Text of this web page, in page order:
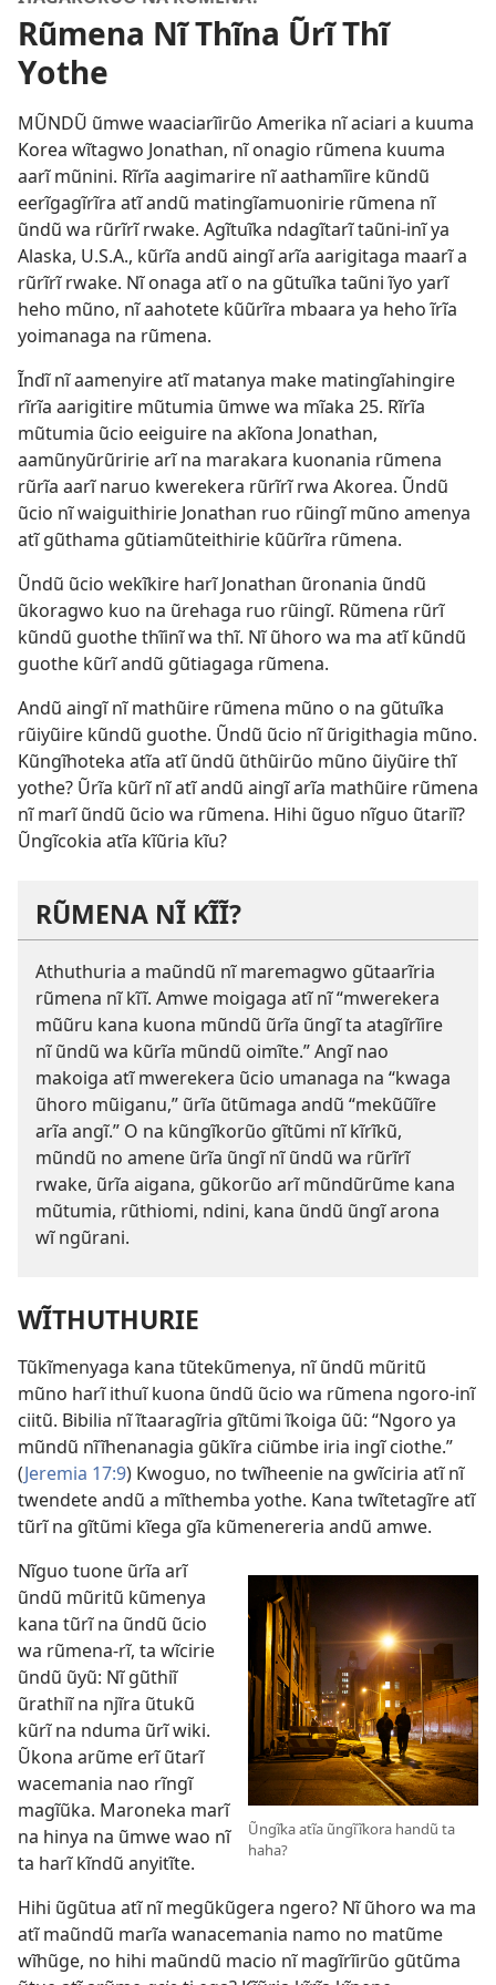
Rũmena Nĩ Thĩna Ũrĩ Thĩ
Yothe
MŨNDŨ ũmwe waaciarĩirũo Amerika nĩ aciari a kuuma
Korea wĩtagwo Jonathan, nĩ onagio rũmena kuuma
aarĩ mũnini. Rĩrĩa aagimarire nĩ aathamĩire kũndũ
eerĩgagĩrĩra atĩ andũ matingĩamuonirie rũmena nĩ
ũndũ wa rũrĩrĩ rwake. Agĩtuĩka ndagĩtarĩ taũni-inĩ ya
Alaska, U.S.A., kũrĩa andũ aingĩ arĩa aarigitaga maarĩ a
rũrĩrĩ rwake. Nĩ onaga atĩ o na gũtuĩka taũni ĩyo yarĩ
heho mũno, nĩ aahotete kũũrĩra mbaara ya heho ĩrĩa
yoimanaga na rũmena.
Ĩndĩ nĩ aamenyire atĩ matanya make matingĩahingire
rĩrĩa aarigitire mũtumia ũmwe wa mĩaka 25. Rĩrĩa
mũtumia ũcio eeiguire na akĩona Jonathan,
aamũnyũrũririe arĩ na marakara kuonania rũmena
rũrĩa aarĩ naruo kwerekera rũrĩrĩ rwa Akorea. Ũndũ
ũcio nĩ waiguithirie Jonathan ruo rũingĩ mũno amenya
atĩ gũthama gũtiamũteithirie kũũrĩra rũmena.
Ũndũ ũcio wekĩkire harĩ Jonathan ũronania ũndũ
ũkoragwo kuo na ũrehaga ruo rũingĩ. Rũmena rũrĩ
kũndũ guothe thĩinĩ wa thĩ. Nĩ ũhoro wa ma atĩ kũndũ
guothe kũrĩ andũ gũtiagaga rũmena.
Andũ aingĩ nĩ mathũire rũmena mũno o na gũtuĩka
rũiyũire kũndũ guothe. Ũndũ ũcio nĩ ũrigithagia mũno.
Kũngĩhoteka atĩa atĩ ũndũ ũthũirũo mũno ũiyũire thĩ
yothe? Ũrĩa kũrĩ nĩ atĩ andũ aingĩ arĩa mathũire rũmena
nĩ marĩ ũndũ ũcio wa rũmena. Hihi ũguo nĩguo ũtariĩ?
Ũngĩcokia atĩa kĩũria kĩu?
RŨMENA NĨ KĨĨ?
Athuthuria a maũndũ nĩ maremagwo gũtaarĩria
rũmena nĩ kĩĩ. Amwe moigaga atĩ nĩ “mwerekera
mũũru kana kuona mũndũ ũrĩa ũngĩ ta atagĩrĩire
nĩ ũndũ wa kũrĩa mũndũ oimĩte.” Angĩ nao
makoiga atĩ mwerekera ũcio umanaga na “kwaga
ũhoro mũiganu,” ũrĩa ũtũmaga andũ “mekũũĩre
arĩa angĩ.” O na kũngĩkorũo gĩtũmi nĩ kĩrĩkũ,
mũndũ no amene ũrĩa ũngĩ nĩ ũndũ wa rũrĩrĩ
rwake, ũrĩa aigana, gũkorũo arĩ mũndũrũme kana
mũtumia, rũthiomi, ndini, kana ũndũ ũngĩ arona
wĩ ngũrani.
WĨTHUTHURIE
Tũkĩmenyaga kana tũtekũmenya, nĩ ũndũ mũritũ
mũno harĩ ithuĩ kuona ũndũ ũcio wa rũmena ngoro-inĩ
ciitũ. Bibilia nĩ ĩtaaragĩria gĩtũmi ĩkoiga ũũ: “Ngoro ya
mũndũ nĩĩhenanagia gũkĩra ciũmbe iria ingĩ ciothe.”
(Jeremia 17:9) Kwoguo, no twĩheenie na gwĩciria atĩ nĩ
twendete andũ a mĩthemba yothe. Kana twĩtetagĩre atĩ
tũrĩ na gĩtũmi kĩega gĩa kũmenereria andũ amwe.
Ũngĩka atĩa ũngĩĩkora handũ ta
haha?
Nĩguo tuone ũrĩa arĩ
ũndũ mũritũ kũmenya
kana tũrĩ na ũndũ ũcio
wa rũmena-rĩ, ta wĩcirie
ũndũ ũyũ: Nĩ gũthiĩ
ũrathiĩ na njĩra ũtukũ
kũrĩ na nduma ũrĩ wiki.
Ũkona arũme erĩ ũtarĩ
wacemania nao rĩngĩ
magĩũka. Maroneka marĩ
na hinya na ũmwe wao nĩ
ta harĩ kĩndũ anyitĩte.
Hihi ũgũtua atĩ nĩ megũkũgera ngero? Nĩ ũhoro wa ma
atĩ maũndũ marĩa wanacemania namo no matũme
wĩhũge, no hihi maũndũ macio nĩ magĩrĩirũo gũtũma